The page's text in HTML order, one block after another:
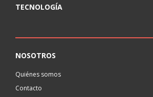
TECNOLOGÍA
NOSOTROS
Quiénes somos
Contacto